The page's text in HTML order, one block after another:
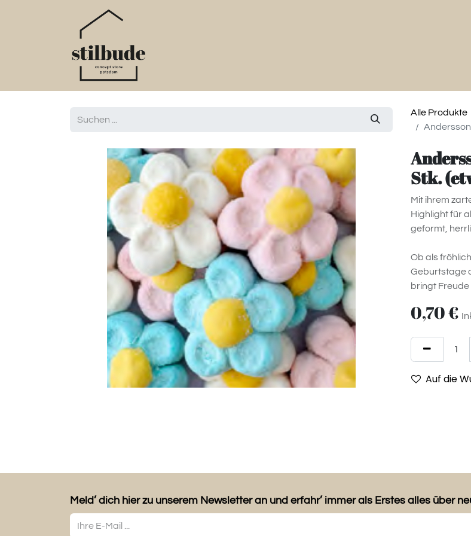
Alle Produkte
Stk.
Mit ihrem
Highlight für
geformt,
Ob als
Geburtstage
bringt Freude
0,70€
Auf die
Meld’ dich hier zu unserem Newsletter an und erfahr’ immer als Erstes alles über